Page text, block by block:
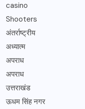
casino
Shooters
अंतर्राष्ट्रीय
अध्यात्म
अपराध
अपराध
उत्तराखंड
ऊधम सिंह नगर